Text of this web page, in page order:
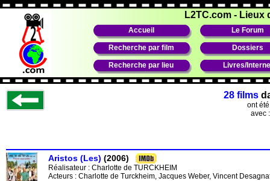
L2TC.com - Lieux
Accueil Le Forum
Recherche par film Dossiers
Recherche par lieu Livres/
28 films
ont
avec
Aristos (Les) (2006)
Réalisateur : Charlotte de TURCKHEIM
Acteurs : Charlotte de Turckheim, Jacques Weber, Vincent